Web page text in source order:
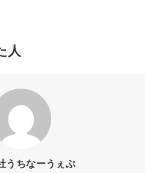
人
うちなーうぇぶ